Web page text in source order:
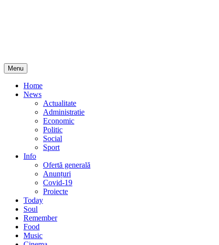
Menu Skip
to
content
Home
News
Actualitate
Administratie
Economic
Politic
Social
Sport
Info
Ofertă generală
Anunțuri
Covid-19
Proiecte
Today
Soul
Remember
Food
Music